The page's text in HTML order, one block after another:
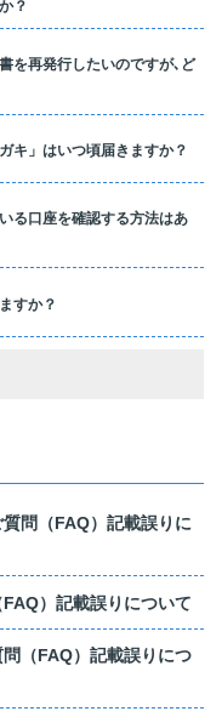
？
を再発行したいのですが､ど
キ」はいつ頃届きますか？
る口座を確認する方法はあ
すか？
問（FAQ）記載誤りに
）記載誤りについて
問（FAQ）記載誤りにつ